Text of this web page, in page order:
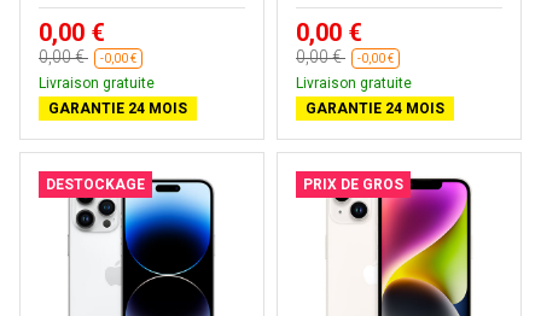
0,00 €
0,00 € -0,00 €
Livraison gratuite
GARANTIE 24 MOIS
0,00 €
0,00 € -0,00 €
Livraison gratuite
GARANTIE 24 MOIS
DESTOCKAGE PRIX DE GROS